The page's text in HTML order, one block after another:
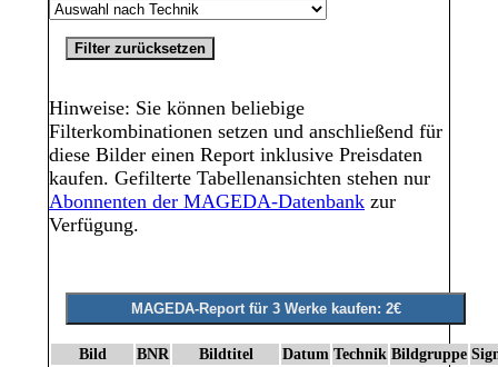
Hinweise: Sie können beliebige
Filterkombinationen setzen und anschließend für
diese Bilder einen Report inklusive Preisdaten
kaufen. Gefilterte Tabellenansichten stehen nur
Abonnenten der MAGEDA-Datenbank zur
Verfügung.
Bild BNR Bildtitel Datum Technik Bildgruppe